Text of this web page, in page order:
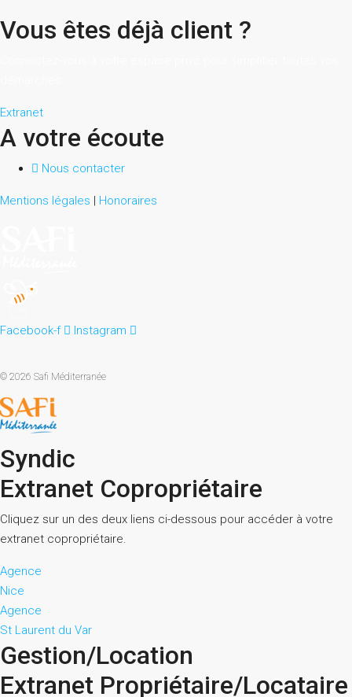
Vous êtes déjà client ?
Extranet
A votre écoute
Nous contacter
Mentions légales | Honoraires
Facebook-f Instagram
© 2026 Safi Méditerranée
Syndic
Extranet Copropriétaire
Cliquez sur un des deux liens ci-dessous pour accéder à votre
extranet copropriétaire.
Agence
Nice
Agence
St Laurent du Var
Gestion/Location
Extranet Propriétaire/Locataire